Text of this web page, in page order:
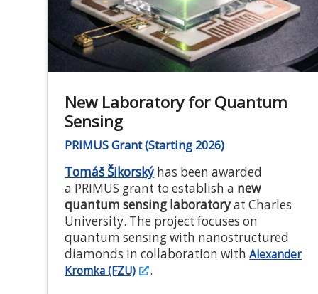
New Laboratory for Quantum
Sensing
PRIMUS Grant (Starting 2026)
Tomáš Šikorskýhas been awarded
a PRIMUS grant to establish a new
quantum sensing laboratoryat Charles
University. The project focuses on
quantum sensing with nanostructured
diamonds in collaboration withAlexander
Kromka (FZU)
.